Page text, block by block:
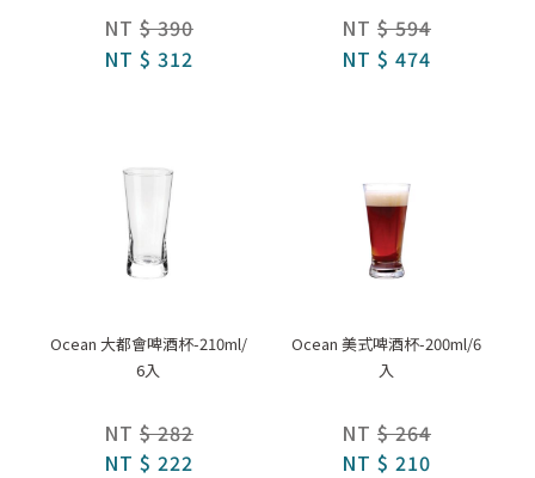
NT $ 390
NT $ 312
NT $ 594
NT $ 474
Ocean 大都會啤酒杯-210ml/
6入
NT $ 282
NT $ 222
Ocean 美式啤酒杯-200ml/6
入
NT $ 264
NT $ 210